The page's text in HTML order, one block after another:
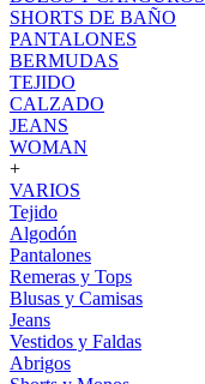
SHORTS DE BAÑO
PANTALONES
BERMUDAS
TEJIDO
CALZADO
JEANS
WOMAN
+
VARIOS
Tejido
Algodón
Pantalones
Remeras y Tops
Blusas y Camisas
Jeans
Vestidos y Faldas
Abrigos